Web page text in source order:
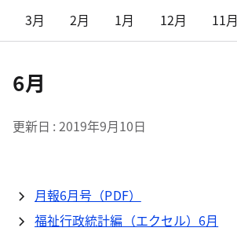
3月 2月 1月 12月 11月
6月
更新日 2019年9月10日
月報6月号（PDF）
福祉行政統計編（エクセル）6月